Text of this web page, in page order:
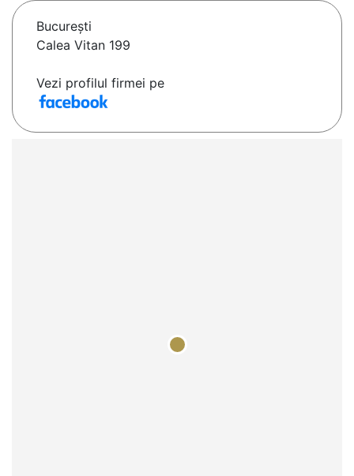
Bucureşti
Calea Vitan 199
Vezi profilul firmei pe